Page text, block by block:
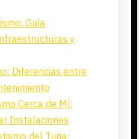
Guía
y
Diferencias entre
Cerca de Mí:
Instalaciones
del Turia: